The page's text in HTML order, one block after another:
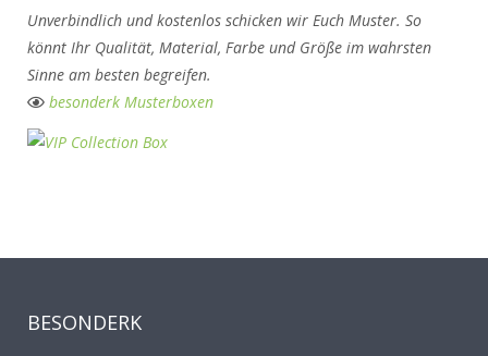
Unverbindlich und kostenlos schicken wir Euch Muster. So
könnt Ihr Qualität, Material, Farbe und Größe im wahrsten
Sinne am besten begreifen.
besonderk Musterboxen
BESONDERK